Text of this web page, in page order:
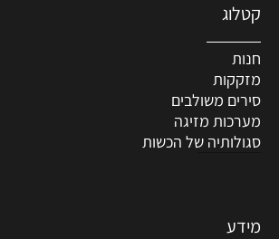
קטלוג
חנות
מזקקות
סירים משולבים
מערכות מזיגה
סגולותיה של הכשות
מידע